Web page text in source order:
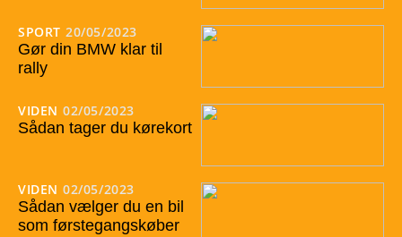
SPORT 20/05/2023
Gør din BMW klar til
rally
VIDEN 02/05/2023
Sådan tager du kørekort
VIDEN 02/05/2023
Sådan vælger du en bil
som førstegangskøber